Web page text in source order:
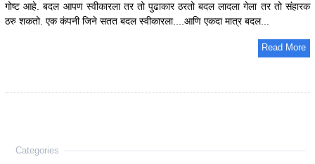
गोष्ट आहे. बदल आपण स्वीकारला तर तो पुढाकार ठरतो बदल लादला गेला तर तो संहारक
ठरु शकतो. एक कंपनी जिने सतत बदल स्वीकारला....आणि एकदा मात्र बदल...
Read More